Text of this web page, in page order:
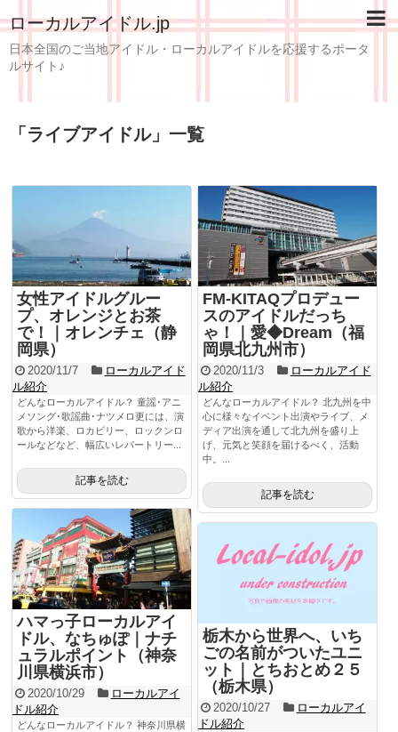
ローカルアイドル.jp
日本全国のご当地アイドル・ローカルアイドルを応援するポータ
ルサイト♪
「 ライブアイドル」 一覧
女性アイドルグルー
プ、オレンジとお茶
で！｜オレンチェ（静
岡県）
2020/11/7
ローカルアイド
ル紹介
どんなローカルアイドル？ 童謡･アニ
メソング･歌謡曲･ナツメロ更には、演
歌から洋楽、ロカビリー、ロックンロ
ールなどなど、幅広いレパートリー...
記事を読む
FM-KITAQプロデュー
スのアイドルだっち
ゃ！｜愛◆Dream（福
岡県北九州市）
2020/11/3
ローカルアイド
ル紹介
どんなローカルアイドル？ 北九州を中
心に様々なイベント出演やライブ、メ
ディア出演を通して北九州を盛り上
げ、元気と笑顔を届けるべく、活動
中。...
記事を読む
ハマっ子ローカルアイ
ドル、なちゅぽ｜ナチ
ュラルポイント（神奈
川県横浜市）
2020/10/29
ローカルアイ
ドル紹介
どんなローカルアイドル？ 神奈川県横
栃木から世界へ、いち
ごの名前がついたユニ
ット｜とちおとめ２５
（栃木県）
2020/10/27
ローカルアイ
ドル紹介